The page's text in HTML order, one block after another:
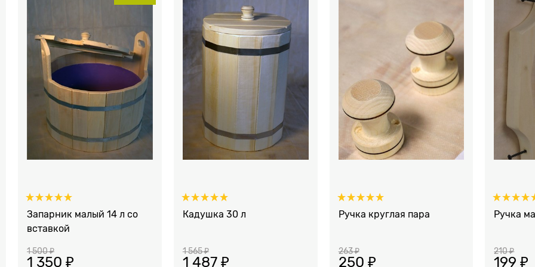
Запарник малый 14 л со
вставкой
1 500 ₽
1 350 ₽
Кадушка 30 л
1 565 ₽
1 487 ₽
Ручка круглая пара
263 ₽
250 ₽
Ручка
210 ₽
199 ₽